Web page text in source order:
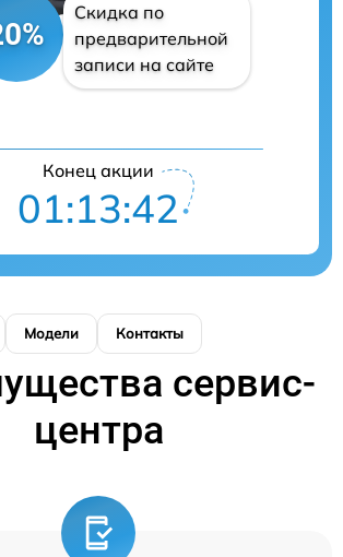
Скидка по
предварительной
записи на сайте
Конец акции
01:13:42
Модели Контакты
сервис-
центра